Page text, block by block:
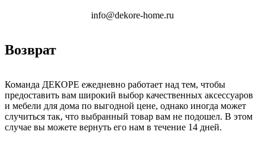
info@dekore-home.ru
Возврат
Команда ДЕКОРЕ ежедневно работает над тем, чтобы
предоставить вам широкий выбор качественных аксессуаров
и мебели для дома по выгодной цене, однако иногда может
случиться так, что выбранный товар вам не подошел. В этом
случае вы можете вернуть его нам в течение 14 дней.